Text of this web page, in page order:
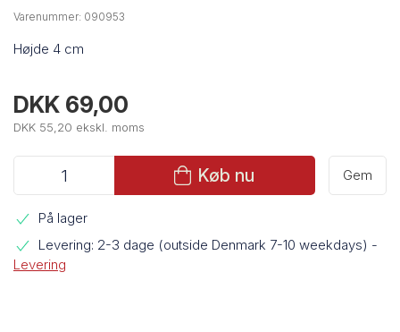
Varenummer: 090953
Højde 4 cm
DKK 69,00
DKK 55,20 ekskl. moms
Køb nu Gem
På lager
Levering: 2-3 dage (outside Denmark 7-10 weekdays) -
Levering